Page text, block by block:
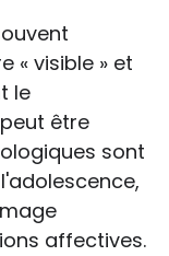
« visible » et
le
être
sont
affectives.